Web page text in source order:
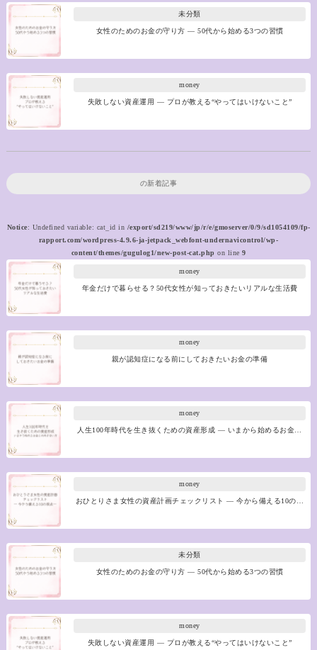
未分類
女性のためのお金の守り方 ― 50代から始める3つの習慣
money
失敗しない資産運用 ― プロが教える“やってはいけないこと”
の新着記事
Notice: Undefined variable: cat_id in /export/sd219/www/jp/r/e/gmoserver/0/9/sd1054109/fp-
rapport.com/wordpress-4.9.6-ja-jetpack_webfont-undernavicontrol/wp-
content/themes/gugulog1/new-post-cat.php on line 9
money
年金だけで暮らせる？50代女性が知っておきたいリアルな生活費
money
親が認知症になる前にしておきたいお金の準備
money
人生100年時代を生き抜くための資産形成 ― いまから始めるお金…
money
おひとりさま女性の資産計画チェックリスト ― 今から備える10の…
未分類
女性のためのお金の守り方 ― 50代から始める3つの習慣
money
失敗しない資産運用 ― プロが教える“やってはいけないこと”